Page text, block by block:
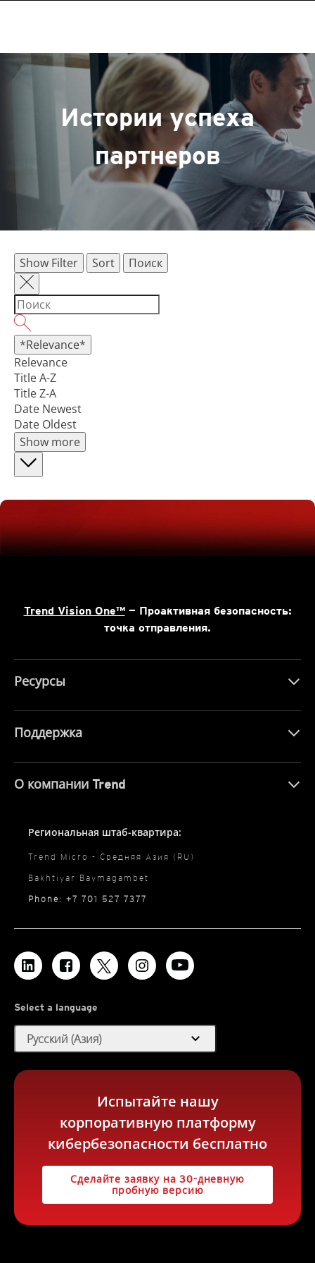
Истории успеха
партнеров
Show Filter Sort Поиск
*Relevance*
Relevance
Title A-Z
Title Z-A
Date Newest
Date Oldest
Show more
Trend Vision One™— Проактивная безопасность:
точка отправления.
Ресурсы
Поддержка
О компании Trend
Региональная штаб-квартира:
Trend Micro - Средняя Азия (RU)
Bakhtiyar Baymagambet
Phone: +7 701 527 7377
Select a language
Русский (Азия) expand_more
Испытайте нашу
корпоративную платформу
кибербезопасности бесплатно
Сделайте заявку на 30-дневную
пробную версию